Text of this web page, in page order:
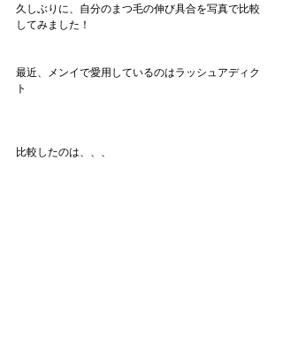
久しぶりに、自分のまつ毛の伸び具合を写真で比較
してみました！
最近、メンイで愛用しているのはラッシュアディク
ト
比較したのは、、、